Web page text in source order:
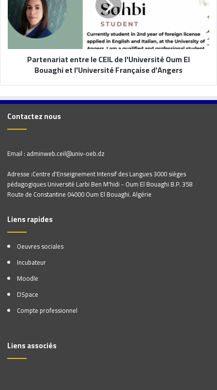
Partenariat entre le CEIL de l'Université Oum El
Bouaghi et l'Université Française d'Angers
Contactez nous
Email : adminweb.ceil@univ-oeb.dz
Adresse :Centre d'Enseignement Intensif des Langues 3000 sièges
pédagogiques Université Larbi Ben M'hidi - Oum El Bouaghi B.P. 358
Route de Constantine 04000 Oum El Bouaghi. Algérie
Liens rapides
Oeuvres sociales
Incubateur
Moodle
DSpace
Compte professionnel
Liens associés